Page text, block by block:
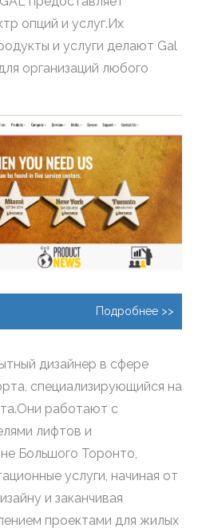
опций и услуг.Их
и услуги делают Gal
организаций любого
Подробнее >>
дизайнер в сфере
специализирующийся на
работают с
лифтов и
Большого Торонто,
услуги, начиная от
и заканчивая
проектами для жилых